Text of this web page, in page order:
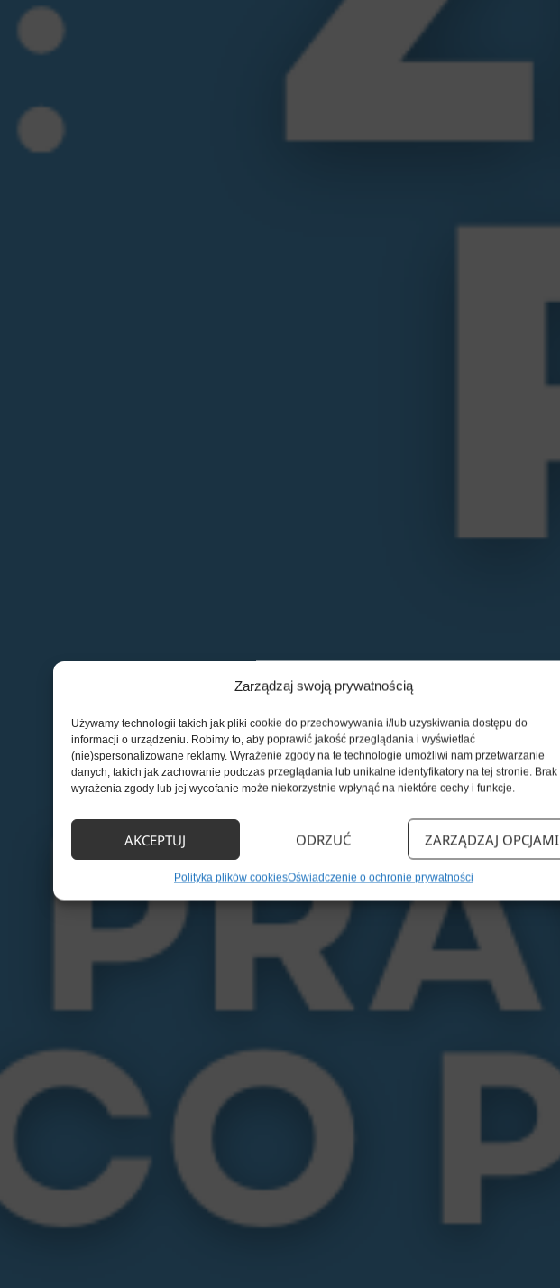
Zarządzaj swoją prywatnością
Używamy technologii takich jak pliki cookie do przechowywania i/lub uzyskiwania dostępu do
informacji o urządzeniu. Robimy to, aby poprawić jakość przeglądania i wyświetlać
(nie)spersonalizowane reklamy. Wyrażenie zgody na te technologie umożliwi nam przetwarzanie
danych, takich jak zachowanie podczas przeglądania lub unikalne identyfikatory na tej stronie. Brak
wyrażenia zgody lub jej wycofanie może niekorzystnie wpłynąć na niektóre cechy i funkcje.
AKCEPTUJ ODRZUĆ ZARZĄDZAJ OPCJAMI
Polityka plików cookiesOświadczenie o ochronie prywatności